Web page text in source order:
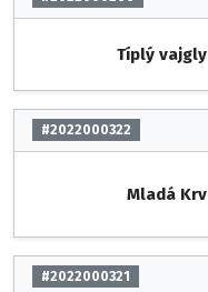
Típlý vajgly
#2022000322
Mladá Krv
#2022000321